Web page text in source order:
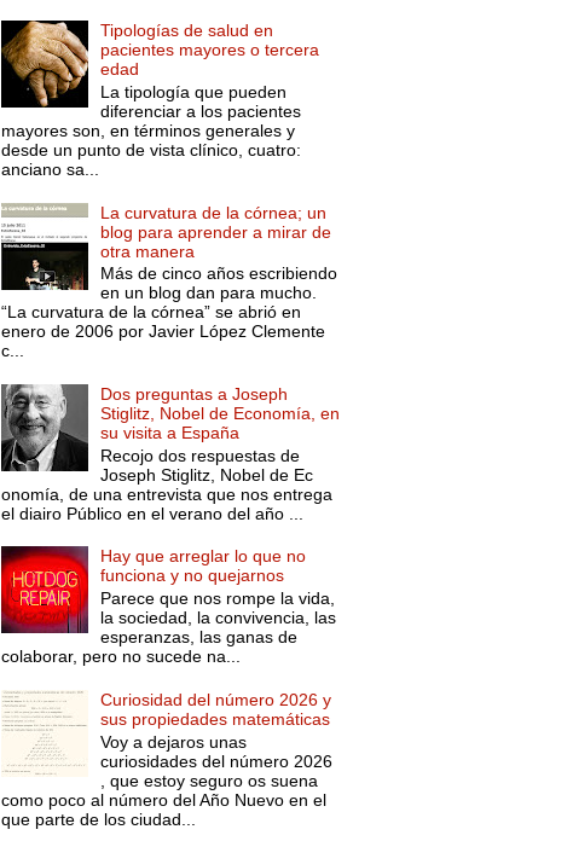
Tipologías de salud en
pacientes mayores o tercera
edad
La tipología que pueden
diferenciar a los pacientes
mayores son, en términos generales y
desde un punto de vista clínico, cuatro:
anciano sa...
La curvatura de la córnea; un
blog para aprender a mirar de
otra manera
Más de cinco años escribiendo
en un blog dan para mucho.
“La curvatura de la córnea” se abrió en
enero de 2006 por Javier López Clemente
c...
Dos preguntas a Joseph
Stiglitz, Nobel de Economía, en
su visita a España
Recojo dos respuestas de
Joseph Stiglitz, Nobel de Ec
onomía, de una entrevista que nos entrega
el diairo Público en el verano del año ...
Hay que arreglar lo que no
funciona y no quejarnos
Parece que nos rompe la vida,
la sociedad, la convivencia, las
esperanzas, las ganas de
colaborar, pero no sucede na...
Curiosidad del número 2026 y
sus propiedades matemáticas
Voy a dejaros unas
curiosidades del número 2026
, que estoy seguro os suena
como poco al número del Año Nuevo en el
que parte de los ciudad...